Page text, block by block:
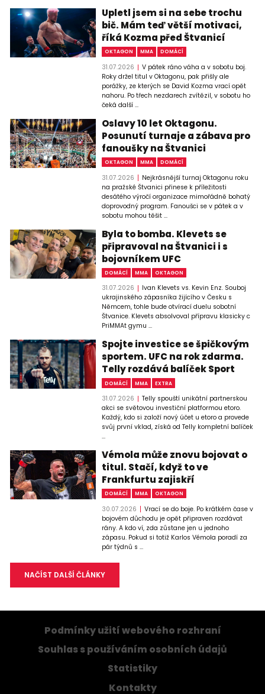
Upletl jsem si na sebe trochu
bič. Mám teď větší motivaci,
říká Kozma před Štvanicí
OKTAGON MMA DOMÁCÍ
31.07.2026
V pátek ráno váha a v sobotu boj.
Roky držel titul v Oktagonu, pak přišly ale
porážky, ze kterých se David Kozma vrací opět
nahoru. Po třech nezdarech zvítězil, v sobotu ho
čeká další ...
Oslavy 10 let Oktagonu.
Posunutí turnaje a zábava pro
fanoušky na Štvanici
OKTAGON MMA DOMÁCÍ
31.07.2026
Nejkrásnější turnaj Oktagonu roku
na pražské Štvanici přinese k příležitosti
desátého výročí organizace mimořádně bohatý
doprovodný program. Fanoušci se v pátek a v
sobotu mohou těšit ...
Byla to bomba. Klevets se
připravoval na Štvanici i s
bojovníkem UFC
DOMÁCÍ MMA OKTAGON
31.07.2026
Ivan Klevets vs. Kevin Enz. Souboj
ukrajinského zápasníka žijícího v Česku s
Němcem, tohle bude otvírací duelu sobotní
Štvanice. Klevets absolvoval přípravu klasicky c
PriMMAt gymu ...
Spojte investice se špičkovým
sportem. UFC na rok zdarma.
Telly rozdává balíček Sport
DOMÁCÍ MMA EXTRA
31.07.2026
Telly spouští unikátní partnerskou
akci se světovou investiční platformou etoro.
Každý, kdo si založí nový účet u etoro a provede
svůj první vklad, získá od Telly kompletní balíček
...
Vémola může znovu bojovat o
titul. Stačí, když to ve
Frankfurtu zajiskří
DOMÁCÍ MMA OKTAGON
30.07.2026
Vrací se do boje. Po krátkém čase v
bojovém důchodu je opět připraven rozdávat
rány. A kdo ví, zda zůstane jen u jednoho
zápasu. Pokud si totiž Karlos Vémola poradí za
pár týdnů s ...
NAČÍST DALŠÍ ČLÁNKY
Podmínky užití webového rozhraní
Souhlas s používáním osobních údajů
Statistiky
Kontakty